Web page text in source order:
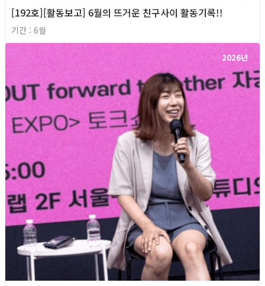
[192호][활동보고] 6월의 뜨거운 친구사이 활동기록!!
기간 : 6월
2026년